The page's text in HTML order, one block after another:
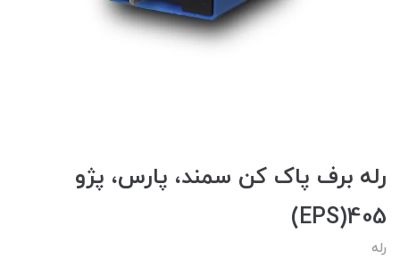
رله برف پاک کن سمند، پارس، پژو
405(EPS)
رله